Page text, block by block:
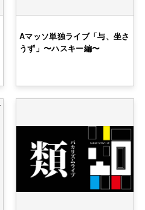
Aマッソ単独ライブ「与、坐さ
うず」〜ハスキー編〜